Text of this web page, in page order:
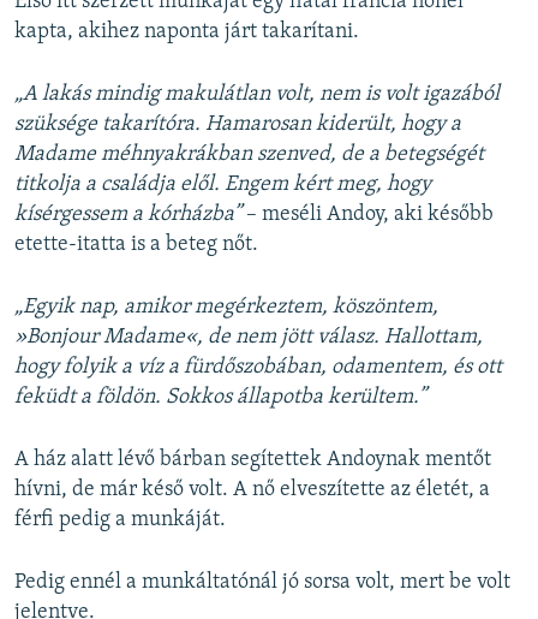
kapta, akihez naponta járt takarítani.
„A lakás mindig makulátlan volt, nem is volt igazából
szüksége takarítóra. Hamarosan kiderült, hogy a
Madame méhnyakrákban szenved, de a betegségét
titkolja a családja elől. Engem kért meg, hogy
kísérgessem a kórházba”– meséli Andoy, aki később
etette-itatta is a beteg nőt.
„Egyik nap, amikor megérkeztem, köszöntem,
»Bonjour Madame«, de nem jött válasz. Hallottam,
hogy folyik a víz a fürdőszobában, odamentem, és ott
feküdt a földön. Sokkos állapotba kerültem.”
A ház alatt lévő bárban segítettek Andoynak mentőt
hívni, de már késő volt. A nő elveszítette az életét, a
férfi pedig a munkáját.
Pedig ennél a munkáltatónál jó sorsa volt, mert be volt
jelentve.